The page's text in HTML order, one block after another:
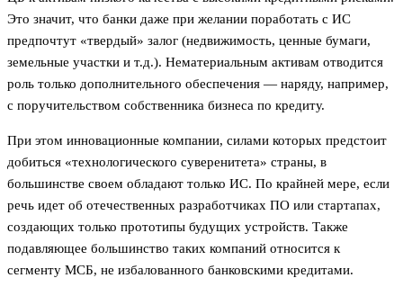
Это значит, что банки даже при желании поработать с ИС
предпочтут «твердый» залог (недвижимость, ценные бумаги,
земельные участки и т.д.). Нематериальным активам отводится
роль только дополнительного обеспечения — наряду, например,
с поручительством собственника бизнеса по кредиту.
При этом инновационные компании, силами которых предстоит
добиться «технологического суверенитета» страны, в
большинстве своем обладают только ИС. По крайней мере, если
речь идет об отечественных разработчиках ПО или стартапах,
создающих только прототипы будущих устройств. Также
подавляющее большинство таких компаний относится к
сегменту МСБ, не избалованного банковскими кредитами.